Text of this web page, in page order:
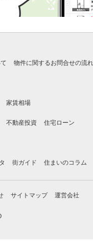
物件に関するお問合せの流れ
家賃相場
不動産投資 住宅ローン
街ガイド 住まいのコラム
サイトマップ 運営会社